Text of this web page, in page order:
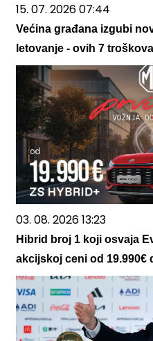
15. 07. 2026 07:44
Većina građana izgubi
letovanje - ovih 7
03. 08. 2026 13:23
Hibrid broj 1 koji osvaja
akcijskoj ceni od 19.990€